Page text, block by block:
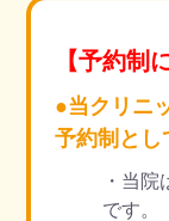
【予約制
●当クリニ
予約制とし
・当
です。